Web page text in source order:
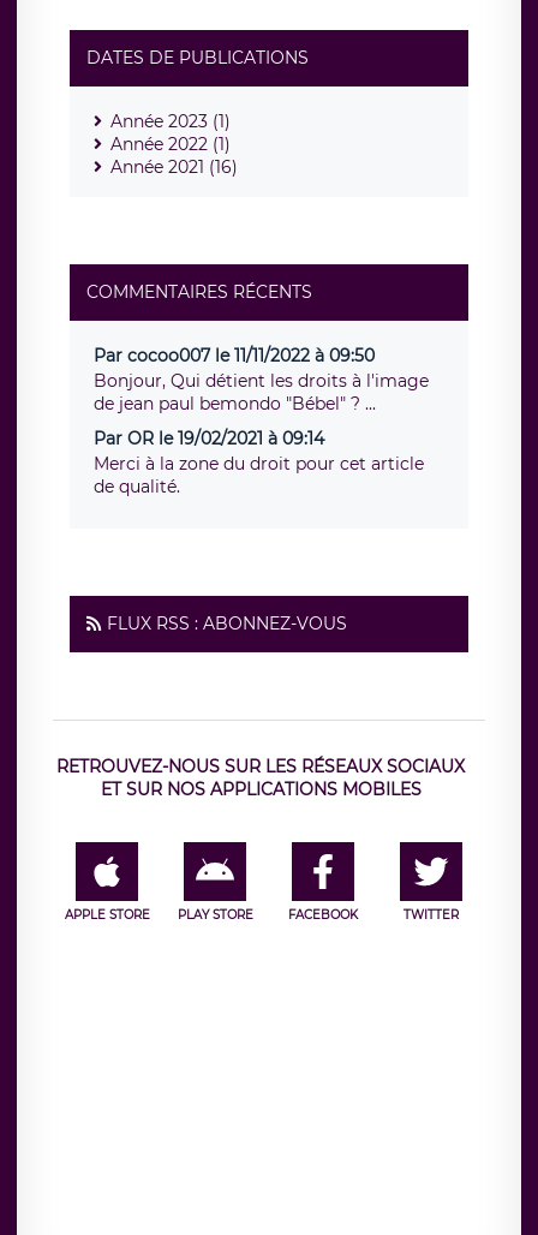
DATES DE PUBLICATIONS
Année 2023 (1)
Année 2022 (1)
Année 2021 (16)
COMMENTAIRES RÉCENTS
Par cocoo007 le 11/11/2022 à 09:50
Bonjour, Qui détient les droits à l'image
de jean paul bemondo "Bébel" ? ...
Par OR le 19/02/2021 à 09:14
Merci à la zone du droit pour cet article
de qualité.
FLUX RSS : ABONNEZ-VOUS
RETROUVEZ-NOUS SUR LES RÉSEAUX SOCIAUX
ET SUR NOS APPLICATIONS MOBILES
APPLE STORE PLAY STORE FACEBOOK TWITTER